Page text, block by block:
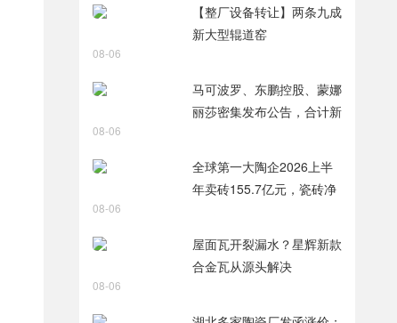
【整厂设备转让】两条九成
新大型辊道窑
08-06
马可波罗、东鹏控股、蒙娜
丽莎密集发布公告，合计新
08-06
全球第一大陶企2026上半
年卖砖155.7亿元，瓷砖净
08-06
屋面瓦开裂漏水？星辉新款
合金瓦从源头解决
08-06